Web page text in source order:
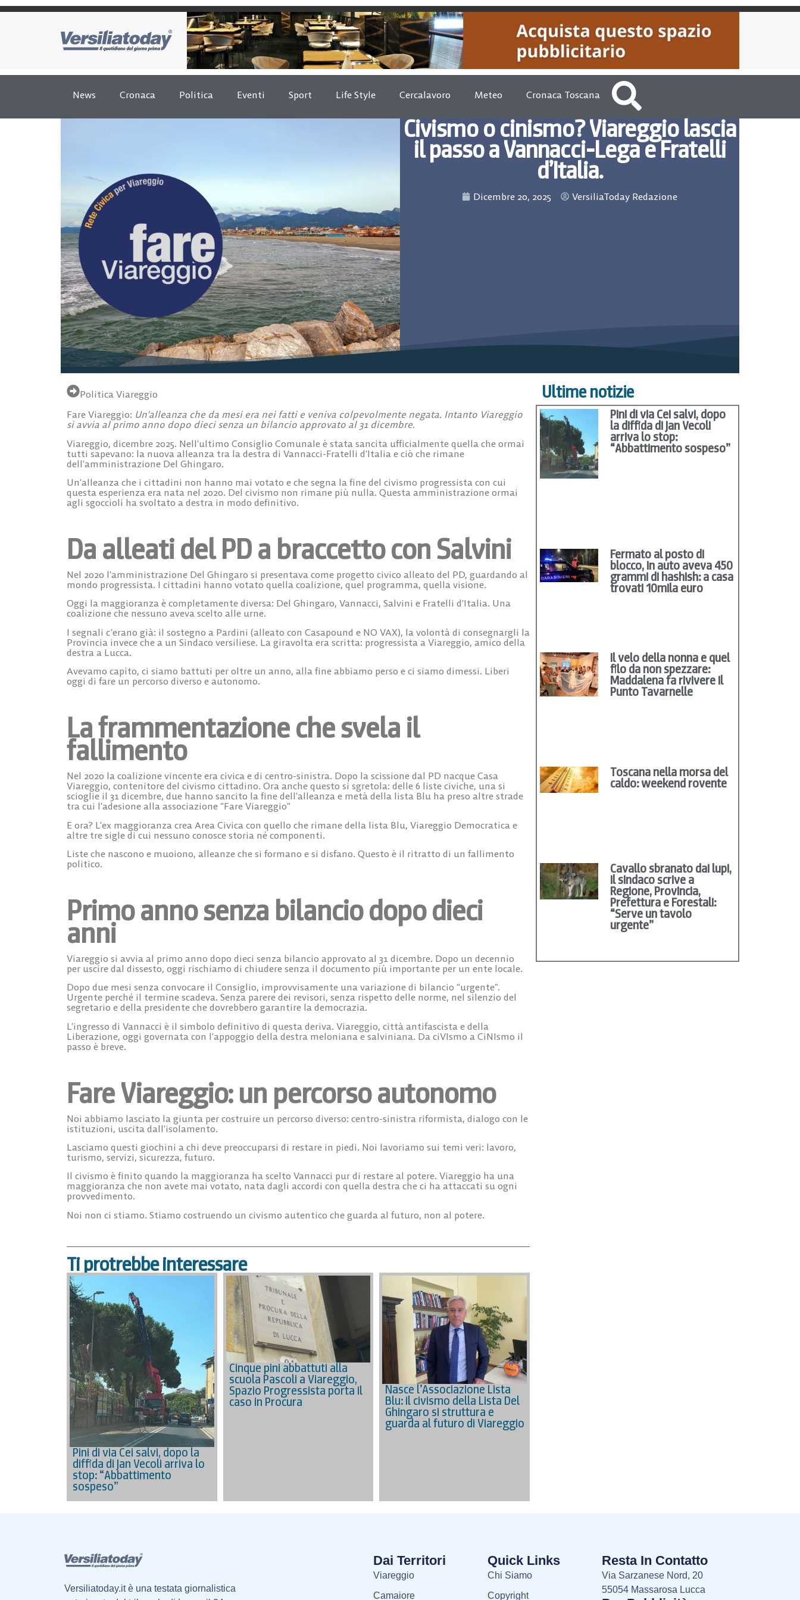
News Cronaca Politica Eventi Sport Life Style Cercalavoro Meteo Cronaca Toscana
Civismo o cinismo? Viareggio lascia
il passo a Vannacci-Lega e Fratelli
d’Italia.
Dicembre 20, 2025 VersiliaToday Redazione
Politica Viareggio
Fare Viareggio: Un’alleanza che da mesi era nei fatti e veniva colpevolmente negata. Intanto Viareggio
si avvia al primo anno dopo dieci senza un bilancio approvato al 31 dicembre.
Viareggio, dicembre 2025. Nell’ultimo Consiglio Comunale è stata sancita ufficialmente quella che ormai
tutti sapevano: la nuova alleanza tra la destra di Vannacci-Fratelli d’Italia e ciò che rimane
dell’amministrazione Del Ghingaro.
Un’alleanza che i cittadini non hanno mai votato e che segna la fine del civismo progressista con cui
questa esperienza era nata nel 2020. Del civismo non rimane più nulla. Questa amministrazione ormai
agli sgoccioli ha svoltato a destra in modo definitivo.
Da alleati del PD a braccetto con Salvini
Nel 2020 l’amministrazione Del Ghingaro si presentava come progetto civico alleato del PD, guardando al
mondo progressista. I cittadini hanno votato quella coalizione, quel programma, quella visione.
Oggi la maggioranza è completamente diversa: Del Ghingaro, Vannacci, Salvini e Fratelli d’Italia. Una
coalizione che nessuno aveva scelto alle urne.
I segnali c’erano già: il sostegno a Pardini (alleato con Casapound e NO VAX), la volontà di consegnargli la
Provincia invece che a un Sindaco versiliese. La giravolta era scritta: progressista a Viareggio, amico della
destra a Lucca.
Avevamo capito, ci siamo battuti per oltre un anno, alla fine abbiamo perso e ci siamo dimessi. Liberi
oggi di fare un percorso diverso e autonomo.
La frammentazione che svela il
fallimento
Nel 2020 la coalizione vincente era civica e di centro-sinistra. Dopo la scissione dal PD nacque Casa
Viareggio, contenitore del civismo cittadino. Ora anche questo si sgretola: delle 6 liste civiche, una si
scioglie il 31 dicembre, due hanno sancito la fine dell’alleanza e metà della lista Blu ha preso altre strade
tra cui l’adesione alla associazione “Fare Viareggio”
E ora? L’ex maggioranza crea Area Civica con quello che rimane della lista Blu, Viareggio Democratica e
altre tre sigle di cui nessuno conosce storia né componenti.
Liste che nascono e muoiono, alleanze che si formano e si disfano. Questo è il ritratto di un fallimento
politico.
Primo anno senza bilancio dopo dieci
anni
Viareggio si avvia al primo anno dopo dieci senza bilancio approvato al 31 dicembre. Dopo un decennio
per uscire dal dissesto, oggi rischiamo di chiudere senza il documento più importante per un ente locale.
Dopo due mesi senza convocare il Consiglio, improvvisamente una variazione di bilancio “urgente”.
Urgente perché il termine scadeva. Senza parere dei revisori, senza rispetto delle norme, nel silenzio del
segretario e della presidente che dovrebbero garantire la democrazia.
L’ingresso di Vannacci è il simbolo definitivo di questa deriva. Viareggio, città antifascista e della
Liberazione, oggi governata con l’appoggio della destra meloniana e salviniana. Da ciVIsmo a CiNIsmo il
passo è breve.
Fare Viareggio: un percorso autonomo
Noi abbiamo lasciato la giunta per costruire un percorso diverso: centro-sinistra riformista, dialogo con le
istituzioni, uscita dall’isolamento.
Lasciamo questi giochini a chi deve preoccuparsi di restare in piedi. Noi lavoriamo sui temi veri: lavoro,
turismo, servizi, sicurezza, futuro.
Il civismo è finito quando la maggioranza ha scelto Vannacci pur di restare al potere. Viareggio ha una
maggioranza che non avete mai votato, nata dagli accordi con quella destra che ci ha attaccati su ogni
provvedimento.
Noi non ci stiamo. Stiamo costruendo un civismo autentico che guarda al futuro, non al potere.
Ti protrebbe interessare
Pini di via Cei salvi, dopo la
diffida di Jan Vecoli arriva lo
stop: “Abbattimento
sospeso”
Cinque pini abbattuti alla
scuola Pascoli a Viareggio,
Spazio Progressista porta il
caso in Procura
Nasce l’Associazione Lista
Blu: il civismo della Lista Del
Ghingaro si struttura e
guarda al futuro di Viareggio
Ultime notizie
Pini di via Cei salvi, dopo
la diffida di Jan Vecoli
arriva lo stop:
“Abbattimento sospeso”
Fermato al posto di
blocco, in auto aveva 450
grammi di hashish: a casa
trovati 10mila euro
Il velo della nonna e quel
filo da non spezzare:
Maddalena fa rivivere il
Punto Tavarnelle
Toscana nella morsa del
caldo: weekend rovente
Cavallo sbranato dai lupi,
il sindaco scrive a
Regione, Provincia,
Prefettura e Forestali:
“Serve un tavolo
urgente”
Versiliatoday.it è una testata giornalistica
Dai Territori
Viareggio
Camaiore
Quick Links
Chi Siamo
Copyright
Resta In Contatto
Via Sarzanese Nord, 20
55054 Massarosa Lucca